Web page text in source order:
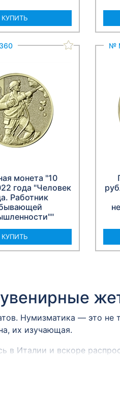
КУПИТЬ
монета "10
года "Человек
Работник
КУПИТЬ
№
Нумизматика — это
их изучающая.
в Италии и вскоре
коллекции
иностранными или